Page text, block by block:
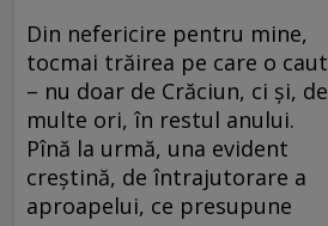
Din nefericire pentru mine,
tocmai trăirea pe care o caut
– nu doar de Crăciun, ci şi, de
multe ori, în restul anului.
Pînă la urmă, una evident
creştină, de întrajutorare a
aproapelui, ce presupune